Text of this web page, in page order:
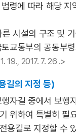
령에 따라 해당 지
시설의 구조 및
교통부의 공동부
19., 2017. 7. 26 .>
길의 지정 등)
자길 중에서 보행
위하여 특별히 필
용길로 지정할 수